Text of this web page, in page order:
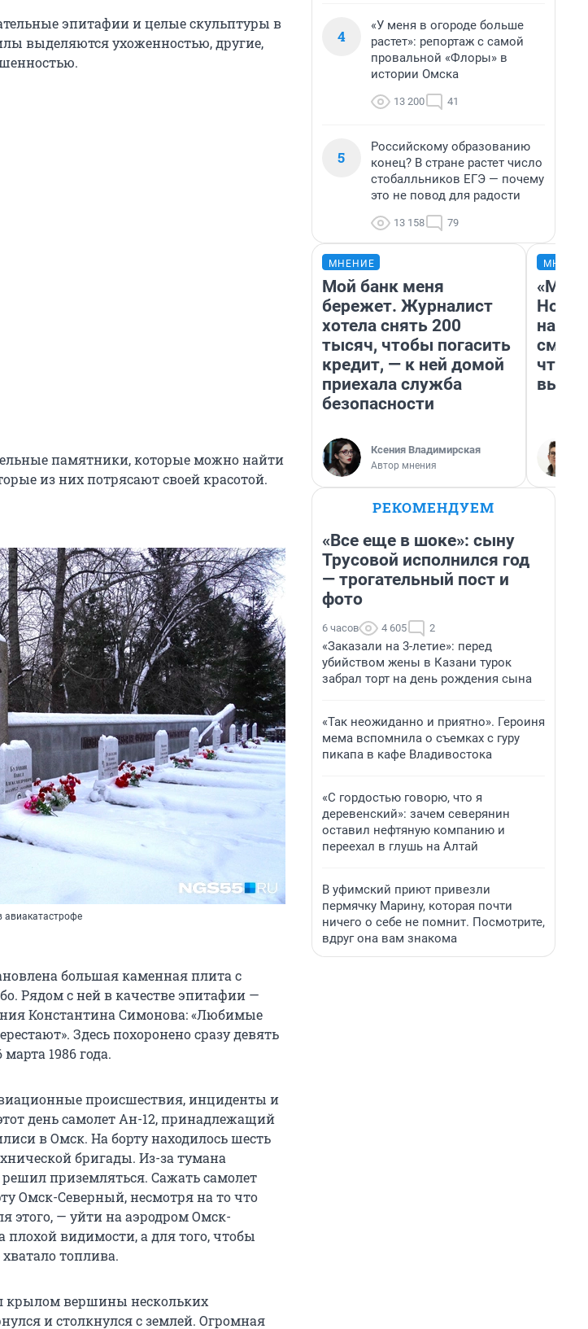
эпитафии и целые скульптуры в
выделяются ухоженностью, другие,
памятники, которые можно найти
из них потрясают своей красотой.
авиакатастрофе
большая каменная плита с
Рядом с ней в качестве эпитафии —
Константина Симонова: «Любимые
Здесь похоронено сразу девять
1986 года.
происшествия, инциденты и
день самолет Ан-12, принадлежащий
в Омск. На борту находилось шесть
бригады. Из-за тумана
приземляться. Сажать самолет
Омск-Северный, несмотря на то что
этого, — уйти на аэродром Омск-
видимости, а для того, чтобы
топлива.
крылом вершины нескольких
и столкнулся с землей. Огромная
4
«У меня в огороде больше
растет»: репортаж с самой
провальной «Флоры» в
истории Омска
13 200 41
5
Российскому образованию
конец? В стране растет число
стобалльников ЕГЭ — почему
это не повод для радости
13 158 79
МНЕНИЕ
Мой банк меня
бережет. Журналист
хотела снять 200
тысяч, чтобы погасить
кредит, — к ней домой
приехала служба
безопасности
Ксения Владимирская
Автор мнения
«Мы
РЕКОМЕНДУЕМ
«Все еще в шоке»: сыну
Трусовой исполнился год
— трогательный пост и
фото
6 часов 4 605 2
«Заказали на 3-летие»: перед
убийством жены в Казани турок
забрал торт на день рождения сына
«Так неожиданно и приятно». Героиня
мема вспомнила о съемках с гуру
пикапа в кафе Владивостока
«С гордостью говорю, что я
деревенский»: зачем северянин
оставил нефтяную компанию и
переехал в глушь на Алтай
В уфимский приют привезли
пермячку Марину, которая почти
ничего о себе не помнит. Посмотрите,
вдруг она вам знакома